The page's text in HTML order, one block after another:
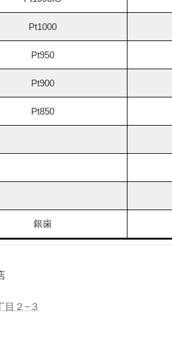
Pt1000
Pt950
Pt900
Pt850
銀歯
目２−３